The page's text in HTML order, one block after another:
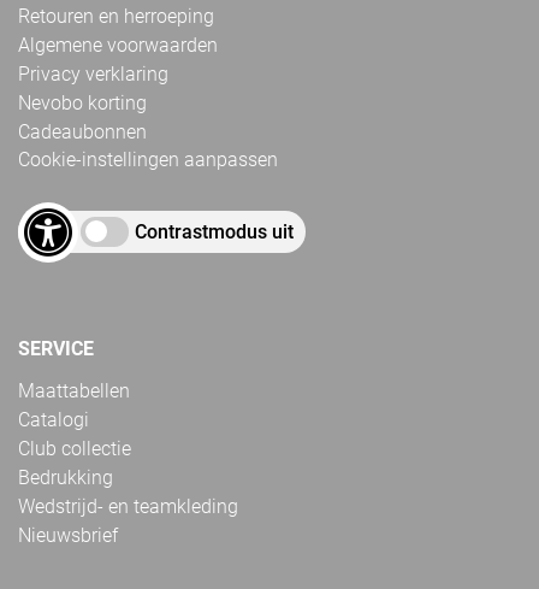
Retouren en herroeping
Algemene voorwaarden
Privacy verklaring
Nevobo korting
Cadeaubonnen
Cookie-instellingen aanpassen
Contrastmodus uit
SERVICE
Maattabellen
Catalogi
Club collectie
Bedrukking
Wedstrijd- en teamkleding
Nieuwsbrief